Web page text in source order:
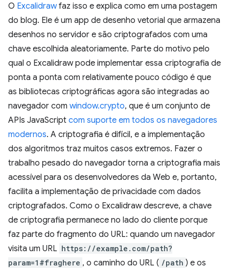
O Excalidrawfaz isso e explica como em uma postagem
do blog. Ele é um app de desenho vetorial que armazena
desenhos no servidor e são criptografados com uma
chave escolhida aleatoriamente. Parte do motivo pelo
qual o Excalidraw pode implementar essa criptografia de
ponta a ponta com relativamente pouco código é que
as bibliotecas criptográficas agora são integradas ao
navegador com window.crypto, que é um conjunto de
APIs JavaScript com suporte em todos os navegadores
modernos. A criptografia é difícil, e a implementação
dos algoritmos traz muitos casos extremos. Fazer o
trabalho pesado do navegador torna a criptografia mais
acessível para os desenvolvedores da Web e, portanto,
facilita a implementação de privacidade com dados
criptografados. Como o Excalidraw descreve, a chave
de criptografia permanece no lado do cliente porque
faz parte do fragmento do URL: quando um navegador
visita um URL https://example.com/path?
param=1#fraghere , o caminho do URL ( /path ) e os